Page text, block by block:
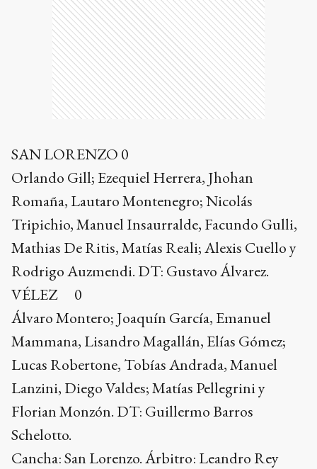
SAN LORENZO 0
Orlando Gill; Ezequiel Herrera, Jhohan
Romaña, Lautaro Montenegro; Nicolás
Tripichio, Manuel Insaurralde, Facundo Gulli,
Mathias De Ritis, Matías Reali; Alexis Cuello y
Rodrigo Auzmendi. DT: Gustavo Álvarez.
VÉLEZ 0
Álvaro Montero; Joaquín García, Emanuel
Mammana, Lisandro Magallán, Elías Gómez;
Lucas Robertone, Tobías Andrada, Manuel
Lanzini, Diego Valdes; Matías Pellegrini y
Florian Monzón. DT: Guillermo Barros
Schelotto.
Cancha: San Lorenzo. Árbitro: Leandro Rey